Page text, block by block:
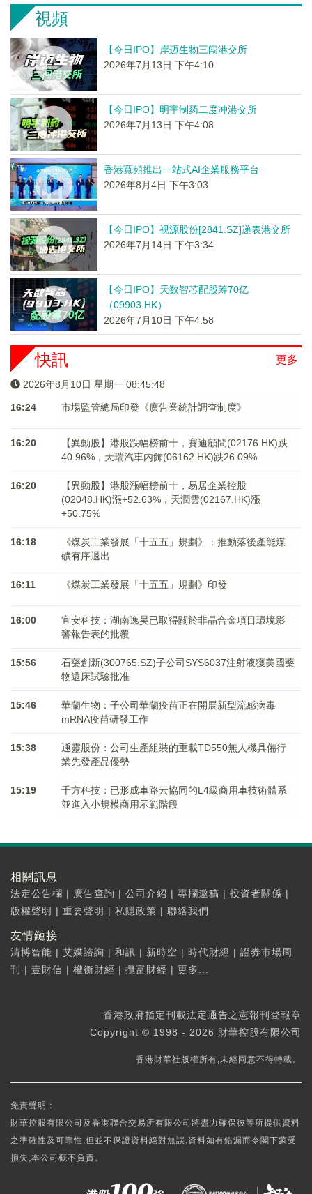
視頻
【今日IPO】岸迈生物三闯港交所
2026年7月13日 下午4:10
【今日IPO】明宇制药二度冲港交所
2026年7月13日 下午4:08
香港寬頻推出一站式AI企業服務平台
2026年8月4日 下午3:03
【今日IPO】视源股份[2841.SZ]递表港交所
2026年7月14日 下午3:34
【今日IPO】天数智芯配股筹70亿
（09903.HK）
2026年7月10日 下午4:58
更多
快訊
2026年8月10日 星期一 08:45:48
16:24 市場監管總局印發《廣告業統計調查制度》
16:20
【異動股】港股跌幅榜前十，賽迪顧問(02176.HK)跌
40.96%，天瑞汽車内飾(06162.HK)跌26.09%
16:20
【異動股】港股漲幅榜前十，易居企業控股
(02048.HK)漲+52.63%，天潤雲(02167.HK)漲
+50.75%
16:18
《煤炭工業發展「十五五」規劃》：推動落後產能煤
礦有序退出
16:11 《煤炭工業發展「十五五」規劃》印發
16:00
宜安科技：湖南逸昊已取得關於非晶合金項目環境影
響報告表的批覆
15:56
石藥創新(300765.SZ)子公司SYS6037注射液獲美國藥
物還床試驗批准
15:46
華蘭生物：子公司華蘭疫苗正在開展新型流感病毒
mRNA疫苗研發工作
15:38
通靈股份：公司生產組裝的重載TD550無人機具備行
業先發產品優勢
15:19
千方科技：已形成車路云協同的L4級商用車技術體系
並進入小規模商用示範階段
相關訊息
法定公告欄 | 廣告查詢 | 公司介紹 | 專欄邀稿 | 投資者關係 |
版權聲明 | 重要聲明 | 私隱政策 | 聯絡我們
友情鏈接
清博智能 | 艾媒諮詢 | 和訊 | 新時空 | 時代財經 | 證券市場周
刊
| 壹財信 | 權衡財經 | 攬富財經 | 更多...
香港政府指定刊載法定通告之憲報刊登報章
Copyright © 1998 - 2026 財華控股有限公司
香港財華社版權所有,未經同意不得轉載。
免責聲明：
財華控股有限公司及香港聯合交易所有限公司將盡力確保彼等所提供資料
之準確性及可靠性,但並不保證資料絕對無誤,資料如有錯漏而令閣下蒙受
損失,本公司概不負責。